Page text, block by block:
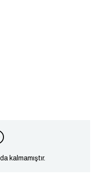
kalmamıştır.